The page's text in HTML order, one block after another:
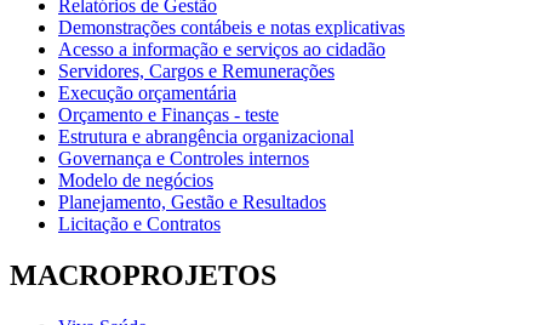
Relatórios de Gestão
Demonstrações contábeis e notas explicativas
Acesso a informação e serviços ao cidadão
Servidores, Cargos e Remunerações
Execução orçamentária
Orçamento e Finanças - teste
Estrutura e abrangência organizacional
Governança e Controles internos
Modelo de negócios
Planejamento, Gestão e Resultados
Licitação e Contratos
MACROPROJETOS